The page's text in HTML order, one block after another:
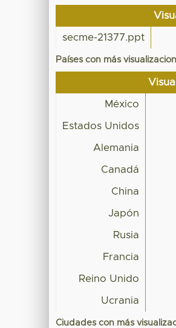
secme-21377.ppt
Países con más
México
Estados Unidos
Alemania
Canadá
China
Japón
Rusia
Francia
Reino Unido
Ucrania
Ciudades con más